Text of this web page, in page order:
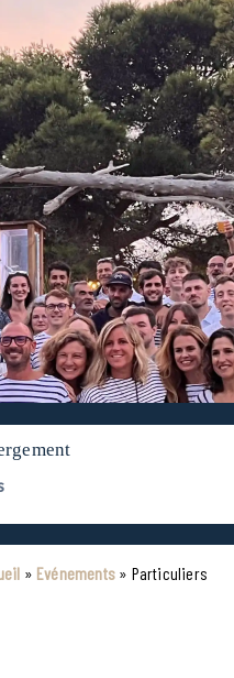
» Evénements » Particuliers